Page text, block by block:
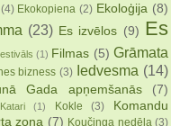
(4) Ekokopiena (2) Ekoloģija (8)
(23) Es izvēlos (9) Es
(1) Filmas (5) Grāmata
bizness (3) Iedvesma (14)
Gada apņemšanās (7)
Katari (1) Kokle (3)
Komandu
zona (7) Koučinga nedēļa (3)